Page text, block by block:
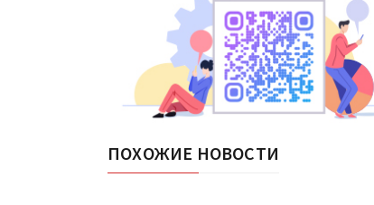
ПОХОЖИЕ НОВОСТИ